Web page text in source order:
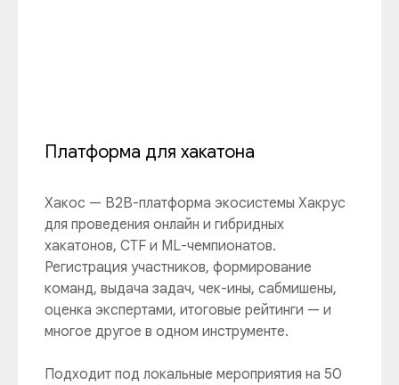
Платформа для хакатона
Хакос — B2B-платформа экосистемы Хакрус
для проведения онлайн и гибридных
хакатонов, CTF и ML-чемпионатов.
Регистрация участников, формирование
команд, выдача задач, чек-ины, сабмишены,
оценка экспертами, итоговые рейтинги — и
многое другое в одном инструменте.
Подходит под локальные мероприятия на 50